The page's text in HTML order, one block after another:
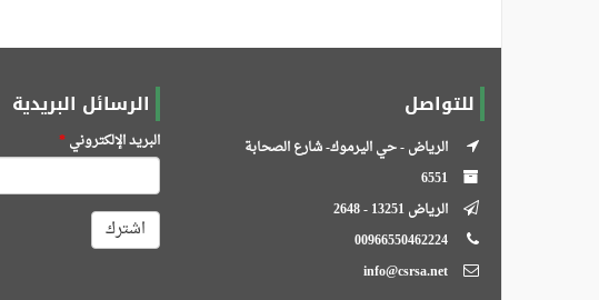
للتواصل
الرياض - حي اليرموك- شارع الصحابة
الرياض 13251 - 2648
الرسائل البريدية
البريد الإلكتروني*
اشترك